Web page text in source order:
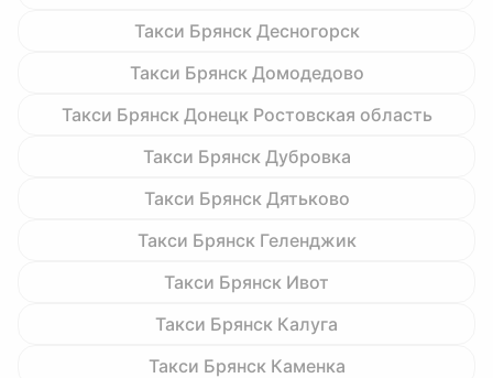
Такси Брянск Десногорск
Такси Брянск Домодедово
Такси Брянск Донецк Ростовская область
Такси Брянск Дубровка
Такси Брянск Дятьково
Такси Брянск Геленджик
Такси Брянск Ивот
Такси Брянск Калуга
Такси Брянск Каменка